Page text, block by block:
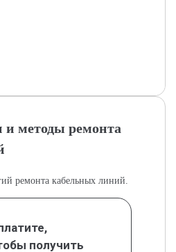
и методы ремонта
ремонта кабельных линий.
получить